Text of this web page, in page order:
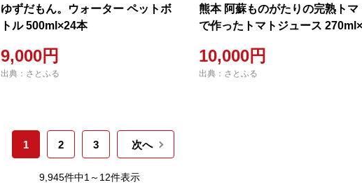
ゆずだもん。ウォーター ペットボ
トル 500ml×24本
9,000円
出典：さとふる
熊本 阿蘇ものがたりの完熟トマ
で作ったトマトジュース
10,000円
出典：さとふる
1 2 3 次へ
9,945件中1～12件表示